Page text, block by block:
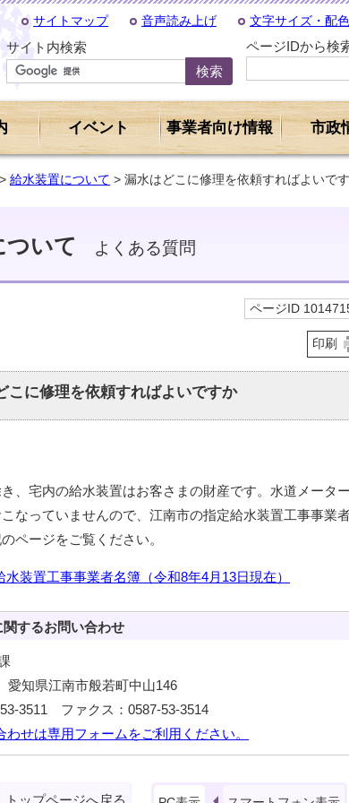
サイトマップ 音声読み上げ 文字サイズ・配
サイト内検索 ページIDから検
イベント 事業者向け情報 市政
> 給水装置について > 漏水はどこに修理を依頼すればよいで
ついて よくある質問
ページID
印刷
こに修理を依頼すればよいですか
、宅内の給水装置はお客さまの財産です。水道メータ
なっていませんので、江南市の指定給水装置工事事業
ページをご覧ください。
水装置工事事業者名簿（令和8年4月13日現在）
関するお問い合わせ
知県江南市般若町中山146
3511 ファクス：0587-53-3514
わせは専用フォームをご利用ください。
トップページへ戻る